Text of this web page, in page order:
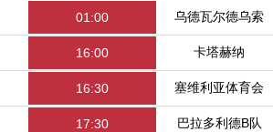
01:00 乌德瓦尔德乌索
16:00 卡塔赫纳
16:30 塞维利亚体育会
17:30 巴拉多利德B队